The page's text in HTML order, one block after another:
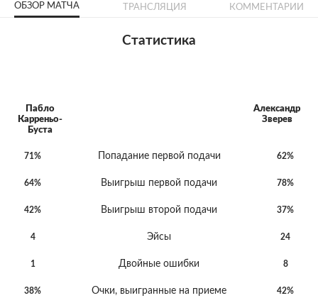
ОБЗОР МАТЧА ТРАНСЛЯЦИЯ КОММЕНТАРИИ
Статистика
Пабло
Карреньо-
Буста
Александр
Зверев
71% Попадание первой подачи 62%
64% Выигрыш первой подачи 78%
42% Выигрыш второй подачи 37%
4 Эйсы 24
1 Двойные ошибки 8
38% Очки, выигранные на приеме 42%